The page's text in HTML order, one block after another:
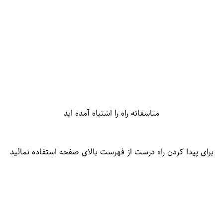
متاسفانه راه را اشتباه آمده اید
برای پیدا کردن راه درست از فهرست بالای صفحه استفاده نمائید